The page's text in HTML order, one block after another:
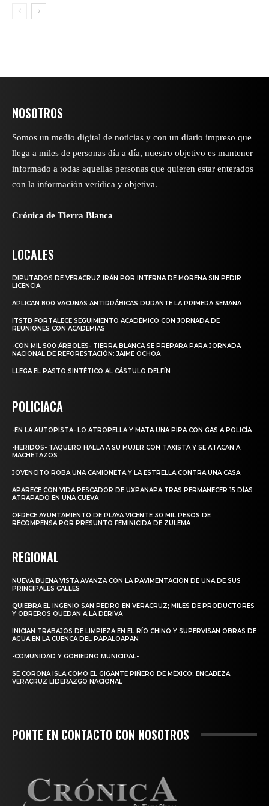
NOSOTROS
Somos un medio digital de noticias y con un diario impreso que
llega a miles de personas día a día, nuestro objetivo es mantener
informado a todas aquellas personas que quieren estar enterados
con la información verídica y objetiva.
Crónica de Tierra Blanca
LOCALES
DIPUTADOS DE VERACRUZ IRÁN POR INTERNA DE MORENA SIN PEDIR
LICENCIA
APLICAN 800 VACUNAS ANTIRRÁBICAS DURANTE LA PRIMERA SEMANA
ITSTB FORTALECE SEGUIMIENTO ACADÉMICO CON JORNADA DE
REUNIONES CON ACADEMIAS
-CON MIL 500 ÁRBOLES- TIERRA BLANCA SE PREPARA PARA JORNADA
NACIONAL DE REFORESTACIÓN: JAIME OCHOA
LLEGA EL PASTO SINTÉTICO AL CÁSTULO DELFÍN
POLICIACA
-EN LA AUTOPISTA- LO ATROPELLA Y MATA UNA PIPA CON GAS A POLICÍA
-HERIDOS- TAQUERO HALLA A SU MUJER CON TAXISTA Y SE ATACAN A
MACHETAZOS
JOVENCITO ROBA UNA CAMIONETA Y LA ESTRELLA CONTRA UNA CASA
APARECE CON VIDA PESCADOR DE UXPANAPA TRAS PERMANECER 15 DÍAS
ATRAPADO EN UNA CUEVA
OFRECE AYUNTAMIENTO DE PLAYA VICENTE 30 MIL PESOS DE
RECOMPENSA POR PRESUNTO FEMINICIDA DE ZULEMA
REGIONAL
NUEVA BUENA VISTA AVANZA CON LA PAVIMENTACIÓN DE UNA DE SUS
PRINCIPALES CALLES
QUIEBRA EL INGENIO SAN PEDRO EN VERACRUZ; MILES DE PRODUCTORES
Y OBREROS QUEDAN A LA DERIVA
INICIAN TRABAJOS DE LIMPIEZA EN EL RÍO CHINO Y SUPERVISAN OBRAS DE
AGUA EN LA CUENCA DEL PAPALOAPAN
-COMUNIDAD Y GOBIERNO MUNICIPAL-
SE CORONA ISLA COMO EL GIGANTE PIÑERO DE MÉXICO; ENCABEZA
VERACRUZ LIDERAZGO NACIONAL
PONTE EN CONTACTO CON NOSOTROS